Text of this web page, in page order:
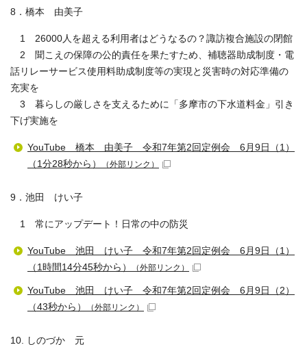
8．橋本 由美子
1 26000人を超える利用者はどうなるの？諏訪複合施設の閉館
2 聞こえの保障の公的責任を果たすため、補聴器助成制度・電
話リレーサービス使用料助成制度等の実現と災害時の対応準備の
充実を
3 暮らしの厳しさを支えるために「多摩市の下水道料金」引き
下げ実施を
YouTube 橋本 由美子 令和7年第2回定例会 6月9日（1）
（1分28秒から）
（外部リンク）
9．池田 けい子
1 常にアップデート！日常の中の防災
YouTube 池田 けい子 令和7年第2回定例会 6月9日（1）
（1時間14分45秒から）
（外部リンク）
YouTube 池田 けい子 令和7年第2回定例会 6月9日（2）
（43秒から）
（外部リンク）
10. しのづか 元